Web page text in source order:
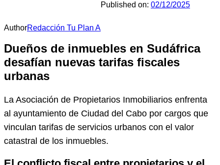
AuthorRedacción Tu Plan A
Published on: 02/12/2025
Dueños de inmuebles en Sudáfrica
desafían nuevas tarifas fiscales
urbanas
La Asociación de Propietarios Inmobiliarios enfrenta
al ayuntamiento de Ciudad del Cabo por cargos que
vinculan tarifas de servicios urbanos con el valor
catastral de los inmuebles.